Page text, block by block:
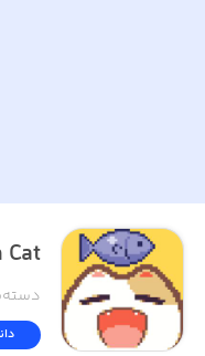
Cat